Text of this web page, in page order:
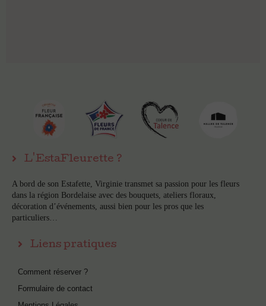
L'EstaFleurette ?
A bord de son Estafette, Virginie transmet sa passion pour les fleurs
dans la région Bordelaise avec des bouquets, ateliers floraux,
décoration d’événements, aussi bien pour les pros que les
particuliers…
Liens pratiques
Comment réserver ?
Formulaire de contact